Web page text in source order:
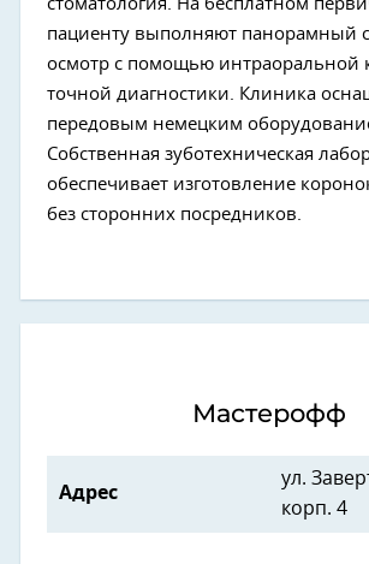
стоматология. На бесплатном
пациенту выполняют панорамный
осмотр с помощью интраоральной
точной диагностики. Клиника
передовым немецким
Собственная зуботехническая
обеспечивает изготовление
без сторонних посредников.
Мастерофф
Адрес
ул.
корп. 4